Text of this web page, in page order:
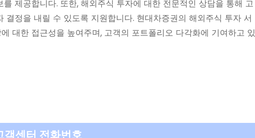
를 제공합니다. 또한, 해외주식 투자에 대한 전문적인 상담을 통해 고
결정을 내릴 수 있도록 지원합니다. 현대차증권의 해외주식 투자 서
대한 접근성을 높여주며, 고객의 포트폴리오 다각화에 기여하고 있
객센터 전화번호